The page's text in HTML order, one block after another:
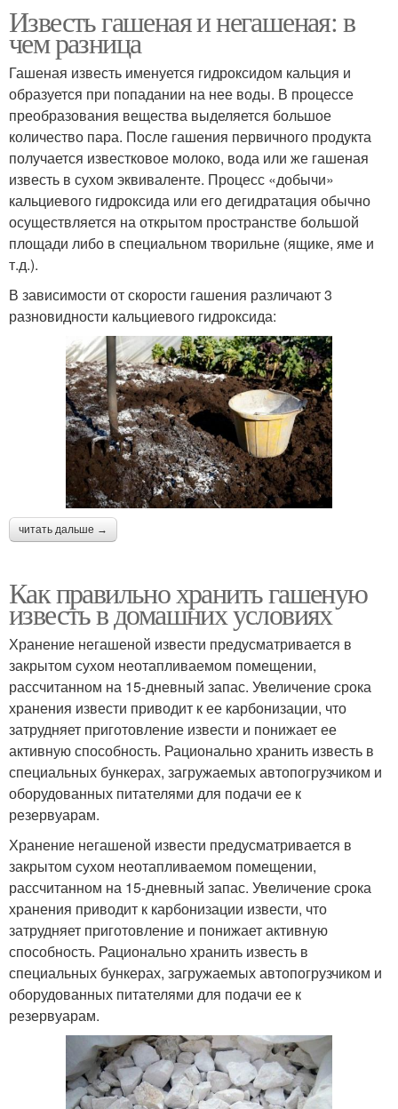
Известь гашеная и негашеная: в
чем разница
Гашеная известь именуется гидроксидом кальция и
образуется при попадании на нее воды. В процессе
преобразования вещества выделяется большое
количество пара. После гашения первичного продукта
получается известковое молоко, вода или же гашеная
известь в сухом эквиваленте. Процесс «добычи»
кальциевого гидроксида или его дегидратация обычно
осуществляется на открытом пространстве большой
площади либо в специальном творильне (ящике, яме и
т.д.).
В зависимости от скорости гашения различают 3
разновидности кальциевого гидроксида:
читать дальше →
Как правильно хранить гашеную
известь в домашних условиях
Хранение негашеной извести предусматривается в
закрытом сухом неотапливаемом помещении,
рассчитанном на 15-дневный запас. Увеличение срока
хранения извести приводит к ее карбонизации, что
затрудняет приготовление извести и понижает ее
активную способность. Рационально хранить известь в
специальных бункерах, загружаемых автопогрузчиком и
оборудованных питателями для подачи ее к
резервуарам.
Хранение негашеной извести предусматривается в
закрытом сухом неотапливаемом помещении,
рассчитанном на 15-дневный запас. Увеличение срока
хранения приводит к карбонизации извести, что
затрудняет приготовление и понижает активную
способность. Рационально хранить известь в
специальных бункерах, загружаемых автопогрузчиком и
оборудованных питателями для подачи ее к
резервуарам.